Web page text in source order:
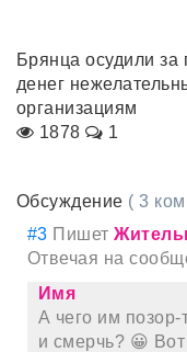
Брянца осудили за
денег
организациям
1878
1
Обсуждение ( 3
#3 Пишет
Отвечая на
Имя
А чего им позор-
и смерчь? 😀